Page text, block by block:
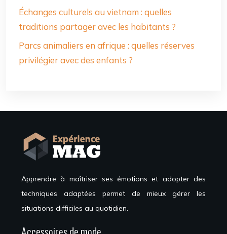
Échanges culturels au vietnam : quelles
traditions partager avec les habitants ?
Parcs animaliers en afrique : quelles réserves
privilégier avec des enfants ?
Apprendre à maîtriser ses émotions et adopter des
techniques adaptées permet de mieux gérer les
situations difficiles au quotidien.